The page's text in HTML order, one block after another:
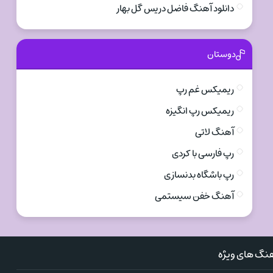
دانلود آهنگ فاضل دریس گل بهار
دوستان
ریمیکس غم رپ
ریمیکس رپ انگیزه
آهنگ لاتی
رپ فارسی با کردی
رپ باشگاه بدنسازی
آهنگ خفن سیستمی
های ویژه